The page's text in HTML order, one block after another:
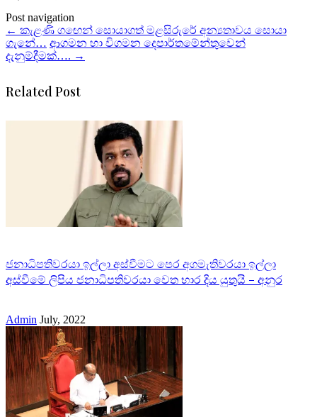
Post navigation
← කැළණි ගඟෙන් සොයාගත් මළසිරුරේ අන්‍යතාවය සොයා
ගැනේ… ආගමන හා විගමන දෙපාර්තමේන්තුවෙන්
දැනුම්දීමක්…. →
Related Post
ජනාධිපතිවරයා ඉල්ලා අස්වීමට පෙර අගමැතිවරයා ඉල්ලා
අස්වීමේ ලිපිය ජනාධිපතිවරයා වෙත භාර දිය යුතුයි – අනුර
Admin July, 2022